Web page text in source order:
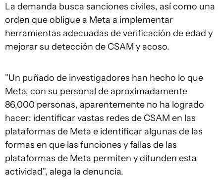
La demanda busca sanciones civiles, así como una
orden que obligue a Meta a implementar
herramientas adecuadas de verificación de edad y
mejorar su detección de CSAM y acoso.
"Un puñado de investigadores han hecho lo que
Meta, con su personal de aproximadamente
86,000 personas, aparentemente no ha logrado
hacer: identificar vastas redes de CSAM en las
plataformas de Meta e identificar algunas de las
formas en que las funciones y fallas de las
plataformas de Meta permiten y difunden esta
actividad", alega la denuncia.